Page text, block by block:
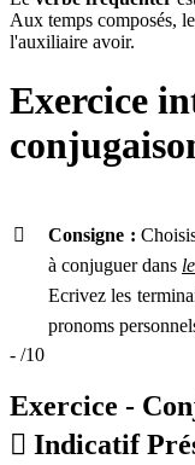
Aux temps composés, le
l'auxiliaire avoir.
Exercice
 Consigne :
à conjuguer dans
Ecrivez les
pronoms
- /10
Exercice -
 Indicatif